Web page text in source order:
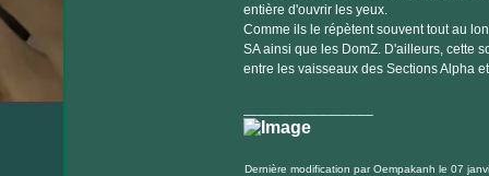
entière d'ouvrir les yeux.
Comme ils le répètent souvent tout au
SA ainsi que les DomZ. D'ailleurs, cette
entre les vaisseaux des Sections Alpha
Dernière modification parOempakanh le 07